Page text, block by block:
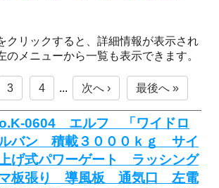
クリックすると、詳細情報が表示され
のメニューから一覧も表示できます。
3 4 ... 次へ › 最後へ »
0604 エルフ 「ワイドロ
バン 積載３０００ｋｇ サイ
げ式パワーゲート ラッシング
板張り 導風板 通気口 左電